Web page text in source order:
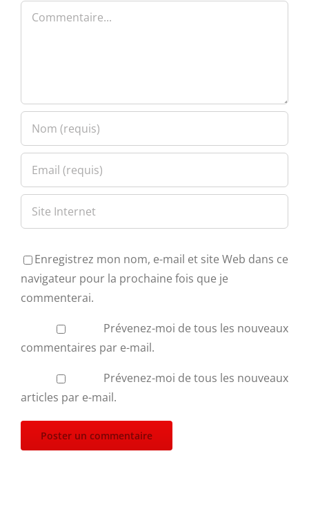
Commentaire
Enregistrez mon nom, e-mail et site Web dans ce
navigateur pour la prochaine fois que je
commenterai.
Prévenez-moi de tous les nouveaux
commentaires par e-mail.
Prévenez-moi de tous les nouveaux
articles par e-mail.